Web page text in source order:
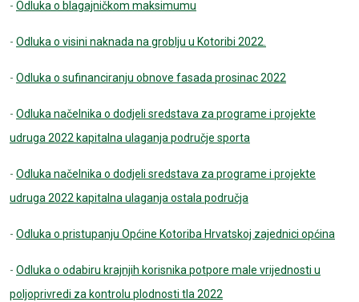
- Odluka o blagajničkom maksimumu
- Odluka o visini naknada na groblju u Kotoribi 2022.
- Odluka o sufinanciranju obnove fasada prosinac 2022
- Odluka načelnika o dodjeli sredstava za programe i projekte
udruga 2022 kapitalna ulaganja područje sporta
- Odluka načelnika o dodjeli sredstava za programe i projekte
udruga 2022 kapitalna ulaganja ostala područja
- Odluka o pristupanju Općine Kotoriba Hrvatskoj zajednici općina
- Odluka o odabiru krajnjih korisnika potpore male vrijednosti u
poljoprivredi za kontrolu plodnosti tla 2022